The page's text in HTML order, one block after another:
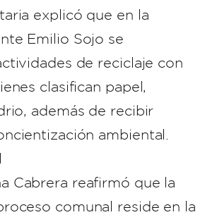
explicó que en la
Emilio Sojo se
de reciclaje con
clasifican papel,
además de recibir
ambiental.
Cabrera reafirmó que la
comunal reside en la